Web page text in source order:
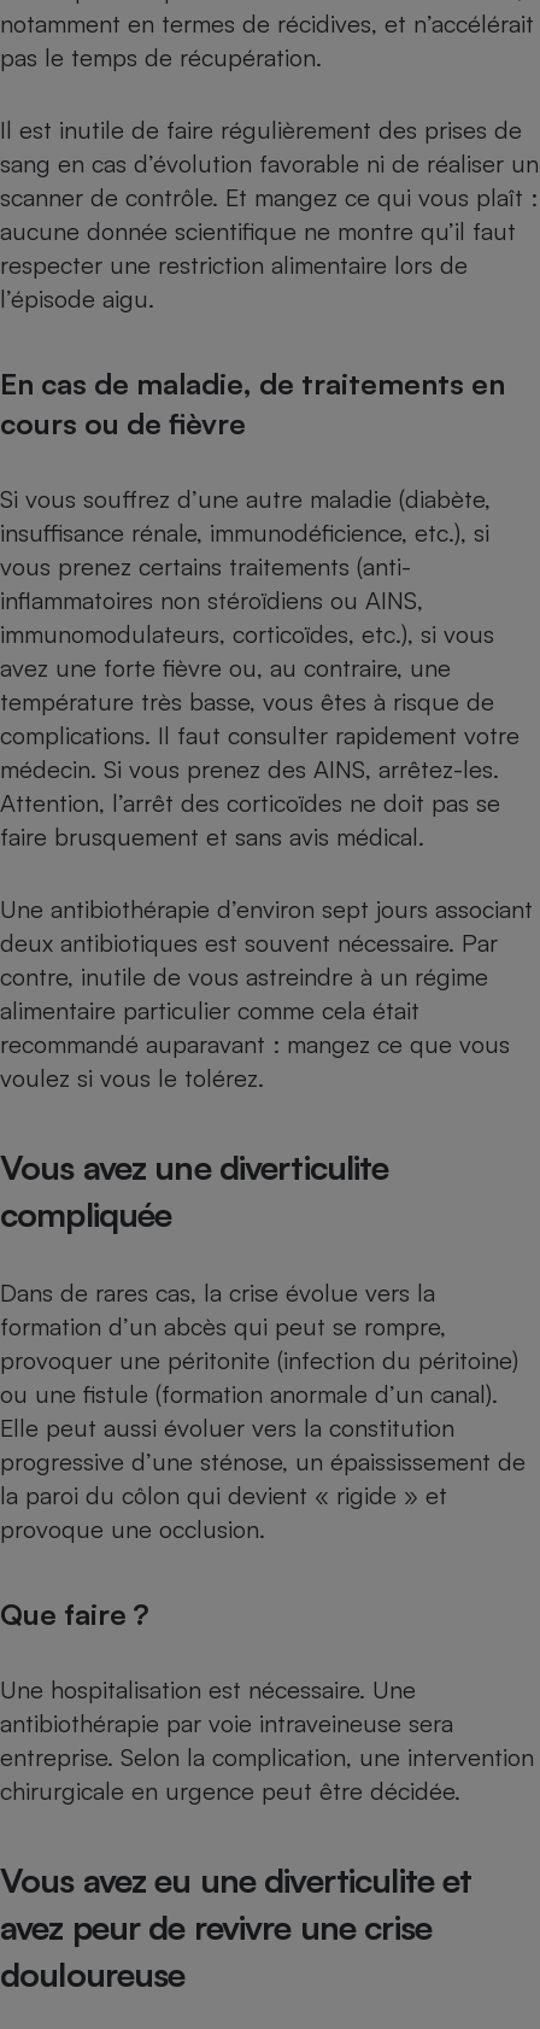
notamment en termes de récidives, et n’accélérait
pas le temps de récupération.
Il est inutile de faire régulièrement des prises de
sang en cas d’évolution favorable ni de réaliser un
scanner de contrôle. Et mangez ce qui vous plaît :
aucune donnée scientifique ne montre qu’il faut
respecter une restriction alimentaire lors de
l’épisode aigu.
En cas de maladie, de traitements en
cours ou de fièvre
Si vous souffrez d’une autre maladie (diabète,
insuffisance rénale, immunodéficience, etc.), si
vous prenez certains traitements (anti-
inflammatoires non stéroïdiens ou AINS,
immunomodulateurs, corticoïdes, etc.), si vous
avez une forte fièvre ou, au contraire, une
température très basse, vous êtes à risque de
complications. Il faut consulter rapidement votre
médecin. Si vous prenez des AINS, arrêtez-les.
Attention, l’arrêt des corticoïdes ne doit pas se
faire brusquement et sans avis médical.
Une antibiothérapie d’environ sept jours associant
deux antibiotiques est souvent nécessaire. Par
contre, inutile de vous astreindre à un régime
alimentaire particulier comme cela était
recommandé auparavant : mangez ce que vous
voulez si vous le tolérez.
Vous avez une diverticulite
compliquée
Dans de rares cas, la crise évolue vers la
formation d’un abcès qui peut se rompre,
provoquer une péritonite (infection du péritoine)
ou une fistule (formation anormale d’un canal).
Elle peut aussi évoluer vers la constitution
progressive d’une sténose, un épaississement de
la paroi du côlon qui devient « rigide » et
provoque une occlusion.
Que faire ?
Une hospitalisation est nécessaire. Une
antibiothérapie par voie intraveineuse sera
entreprise. Selon la complication, une intervention
chirurgicale en urgence peut être décidée.
Vous avez eu une diverticulite et
avez peur de revivre une crise
douloureuse